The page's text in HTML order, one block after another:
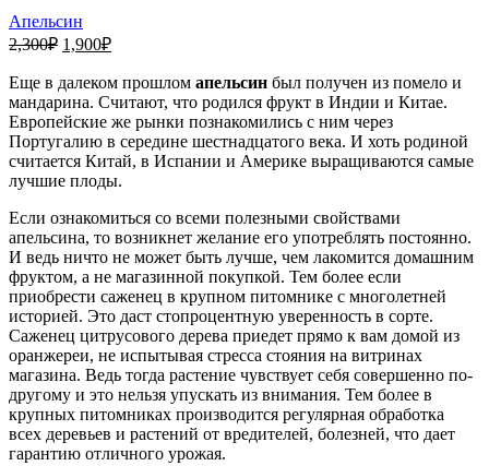
Апельсин
2,300₽ Первоначальная
составляла
2,300₽.
1,900₽Текущая
1,900₽.
Еще в далеком прошлом апельсин был получен из помело и
мандарина. Считают, что родился фрукт в Индии и Китае.
Европейские же рынки познакомились с ним через
Португалию в середине шестнадцатого века. И хоть родиной
считается Китай, в Испании и Америке выращиваются самые
лучшие плоды.
Если ознакомиться со всеми полезными свойствами
апельсина, то возникнет желание его употреблять постоянно.
И ведь ничто не может быть лучше, чем лакомится домашним
фруктом, а не магазинной покупкой. Тем более если
приобрести саженец в крупном питомнике с многолетней
историей. Это даст стопроцентную уверенность в сорте.
Саженец цитрусового дерева приедет прямо к вам домой из
оранжереи, не испытывая стресса стояния на витринах
магазина. Ведь тогда растение чувствует себя совершенно по-
другому и это нельзя упускать из внимания. Тем более в
крупных питомниках производится регулярная обработка
всех деревьев и растений от вредителей, болезней, что дает
гарантию отличного урожая.